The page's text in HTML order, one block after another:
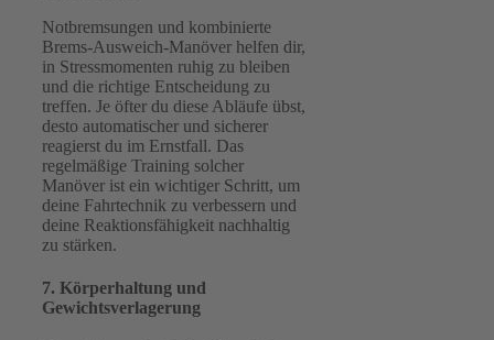
Notbremsungen und kombinierte
Brems‑Ausweich‑Manöver helfen dir,
in Stressmomenten ruhig zu bleiben
und die richtige Entscheidung zu
treffen. Je öfter du diese Abläufe übst,
desto automatischer und sicherer
reagierst du im Ernstfall. Das
regelmäßige Training solcher
Manöver ist ein wichtiger Schritt, um
deine Fahrtechnik zu verbessern und
deine Reaktionsfähigkeit nachhaltig
zu stärken.
7. Körperhaltung und
Gewichtsverlagerung